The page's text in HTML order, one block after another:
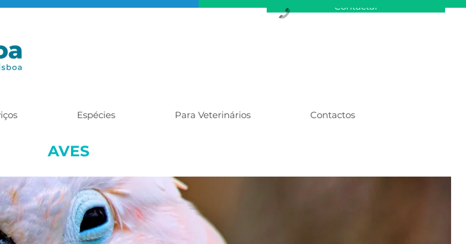
Contactar
Espécies Para Veterinários Contactos
AVES